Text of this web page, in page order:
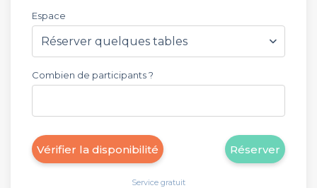
Espace
Combien de participants ?
Réserver
Vérifier la disponibilité
Service gratuit